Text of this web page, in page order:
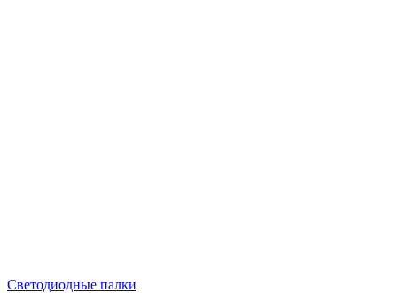
Светодиодные палки